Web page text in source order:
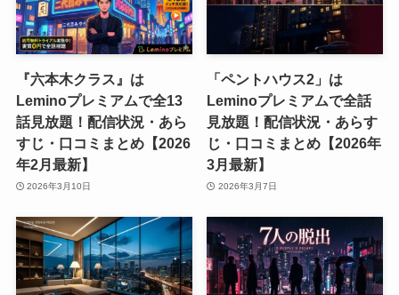
『六本木クラス』は
Leminoプレミアムで全13
話見放題！配信状況・あら
すじ・口コミまとめ【2026
年2月最新】
2026年3月10日
「ペントハウス2」は
Leminoプレミアムで全話
見放題！配信状況・あらす
じ・口コミまとめ【2026年
3月最新】
2026年3月7日